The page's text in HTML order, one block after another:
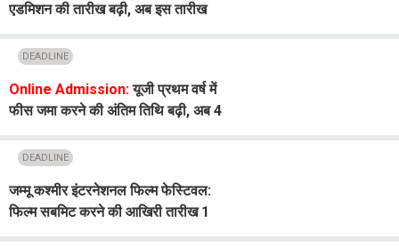
एडमिशन की तारीख बढ़ी, अब इस तारीख
DEADLINE
Online Admission:यूजी प्रथम वर्ष में
फीस जमा करने की अंतिम तिथि बढ़ी, अब 4
DEADLINE
जम्मू कश्मीर इंटरनेशनल फिल्म फेस्टिवल:
फिल्म सबमिट करने की आखिरी तारीख 1